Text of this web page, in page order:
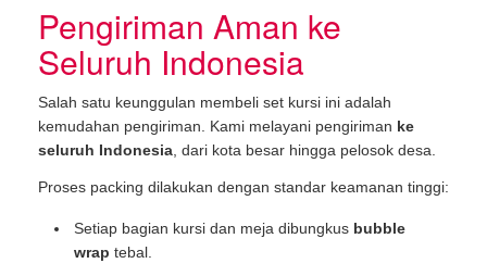
Pengiriman Aman ke
Seluruh Indonesia
Salah satu keunggulan membeli set kursi ini adalah
kemudahan pengiriman. Kami melayani pengiriman ke
seluruh Indonesia , dari kota besar hingga pelosok desa.
Proses packing dilakukan dengan standar keamanan tinggi:
Setiap bagian kursi dan meja dibungkus bubble
wrap tebal.